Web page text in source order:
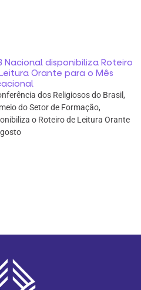
Nacional disponibiliza Roteiro
Orante para o Mês
dos Religiosos do Brasil,
do Setor de Formação,
o Roteiro de Leitura Orante